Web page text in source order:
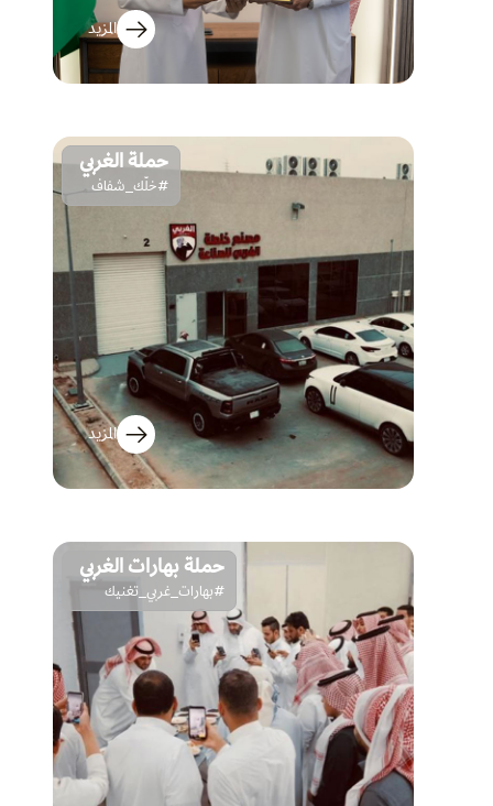
المزيد
حملة الغربي
#خلّك_شفاف
المزيد
حملة بهارات الغربي
#بهارات_غربي_تغنيك